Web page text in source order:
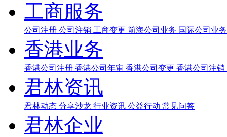
工商服务
公司注册 公司注销 工商变更 前海公司业务 国际公司业
香港业务
香港公司注册 香港公司年审 香港公司变更 香港公司注销
君林资讯
君林动态 分享沙龙 行业资讯 公益行动 常见问答
君林企业